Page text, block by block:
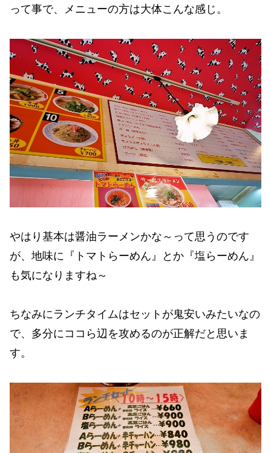
って事で、メニューの方は大体こんな感じ。
やはり基本は醤油ラーメンかな～って思うのです
が、地味に『トマトらーめん』とか『塩らーめん』
も気になりますね～
ちなみにランチタイムはセットが鬼安いみたいなの
で、多分にココら辺を攻めるのが正解だと思いま
す。